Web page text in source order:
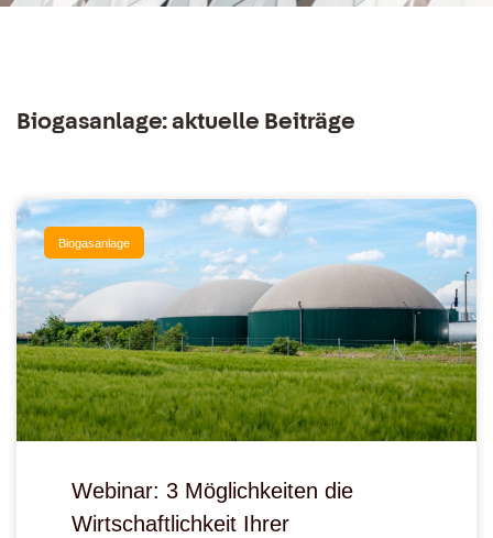
Biogasanlage: aktuelle Beiträge
Biogasanlage
Webinar: 3 Möglichkeiten die
Wirtschaftlichkeit Ihrer